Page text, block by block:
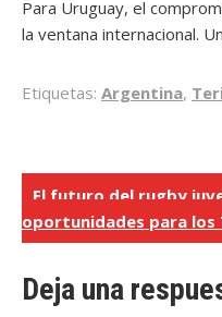
5 ante Los Pumas.
Para Uruguay, el
la ventana internacional.
las eliminatorias rumbo a
Etiquetas: Argentina,
Navegación
de
El futuro del rugby
oportunidades para los
Deja una